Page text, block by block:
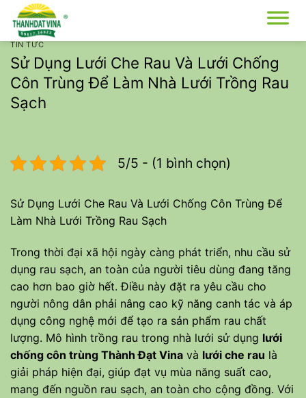
qua
nội
dung
TIN TỨC
Sử Dụng Lưới Che Rau Và Lưới Chống
Côn Trùng Để Làm Nhà Lưới Trồng Rau
Sạch
5/5 - (1 bình chọn)
Sử Dụng Lưới Che Rau Và Lưới Chống Côn Trùng Để
Làm Nhà Lưới Trồng Rau Sạch
Trong thời đại xã hội ngày càng phát triển, nhu cầu sử
dụng rau sạch, an toàn của người tiêu dùng đang tăng
cao hơn bao giờ hết. Điều này đặt ra yêu cầu cho
người nông dân phải nâng cao kỹ năng canh tác và áp
dụng công nghệ mới để tạo ra sản phẩm rau chất
lượng. Mô hình trồng rau trong nhà lưới sử dụng lưới
chống côn trùng Thành Đạt Vina và lưới che rau là
giải pháp hiện đại, giúp đạt vụ mùa năng suất cao,
mang đến nguồn rau sạch, an toàn cho cộng đồng. Với